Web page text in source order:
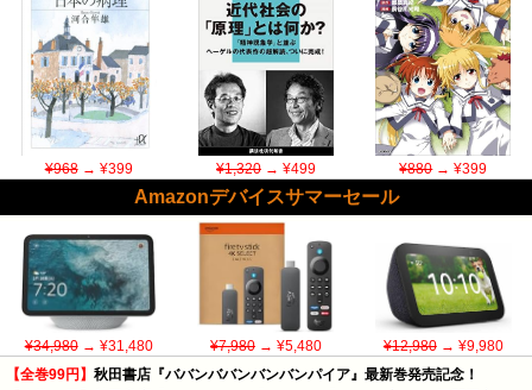
¥968→ ¥399 ¥1,320→ ¥499 ¥880→ ¥399
Amazonデバイスサマーセール
¥34,980→ ¥31,480 ¥7,980→ ¥5,480 ¥12,980→ ¥9,980
【全巻99円】 秋田書店『ババンババンバンバンパイア』最新巻発売記念！